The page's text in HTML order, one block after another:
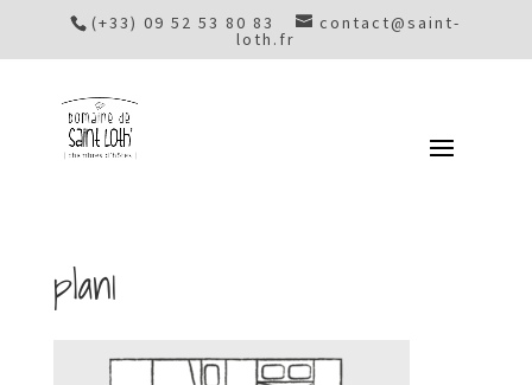
(+33) 09 52 53 80 83 contact@saint-
loth.fr
plan1